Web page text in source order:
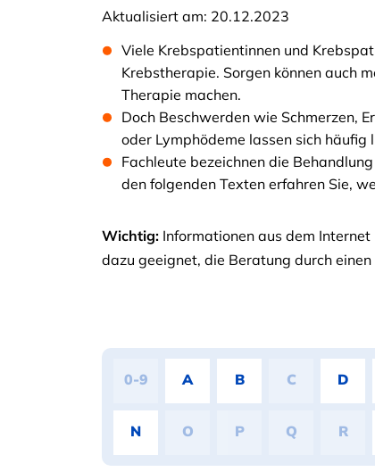
Aktualisiert am: 20.12.2023
Viele Krebspatientinnen und
Krebstherapie. Sorgen können auch
Therapie machen.
Doch Beschwerden wie Schmerzen,
oder Lymphödeme lassen sich häufig
Fachleute bezeichnen die
den folgenden Texten erfahren Sie,
Wichtig: Informationen aus dem
dazu geeignet, die Beratung durch
0-9 A B C D
N O P Q R